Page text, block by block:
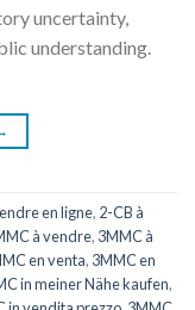
uncertainty,
understanding.
en ligne, 2-CB à
à vendre, 3MMC à
en venta, 3MMC en
in meiner Nähe kaufen,